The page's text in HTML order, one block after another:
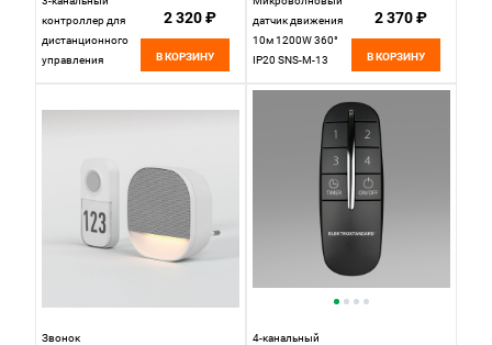
контроллер для
дистанционного
управления
2 320 ₽
В КОРЗИНУ
датчик движения
10м 1200W 360°
IP20 SNS-M-13
2 370 ₽
В КОРЗИНУ
Звонок
4-канальный